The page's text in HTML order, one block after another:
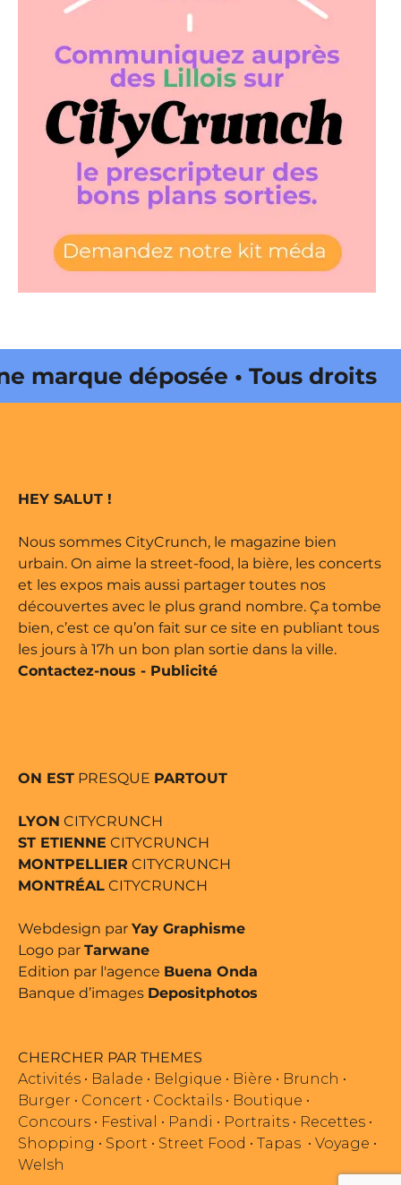
déposée • Tous droits
édité par Buena Onda Web •
HEY SALUT !
Nous sommes CityCrunch, le magazine bien
urbain. On aime la street-food, la bière, les concerts
et les expos mais aussi partager toutes nos
découvertes avec le plus grand nombre. Ça tombe
bien, c’est ce qu’on fait sur ce site en publiant tous
les jours à 17h un bon plan sortie dans la ville.
Contactez-nous - Publicité
ON EST PRESQUE PARTOUT
LYON CITYCRUNCH
ST ETIENNE CITYCRUNCH
MONTPELLIER CITYCRUNCH
MONTRÉAL CITYCRUNCH
Webdesign par Yay Graphisme
Logo par Tarwane
Edition par l'agence Buena Onda
Banque d’images Depositphotos
CHERCHER PAR THEMES
Activités • Balade • Belgique • Bière • Brunch •
Burger • Concert • Cocktails • Boutique •
Concours • Festival • Pandi • Portraits • Recettes •
Shopping • Sport • Street Food • Tapas • Voyage •
Welsh